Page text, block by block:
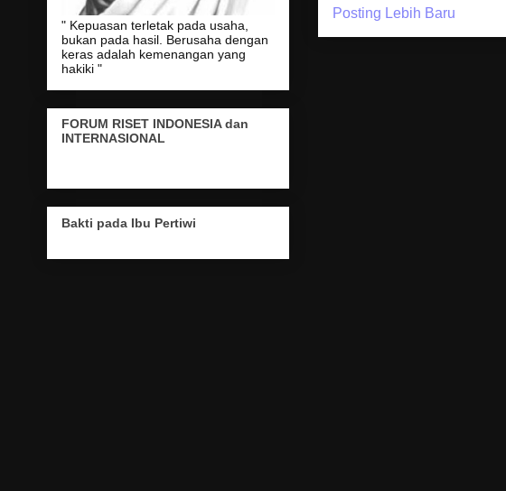
Posting Lebih Baru
" Kepuasan terletak pada usaha,
bukan pada hasil. Berusaha dengan
keras adalah kemenangan yang
hakiki "
FORUM RISET INDONESIA dan
INTERNASIONAL
Bakti pada Ibu Pertiwi